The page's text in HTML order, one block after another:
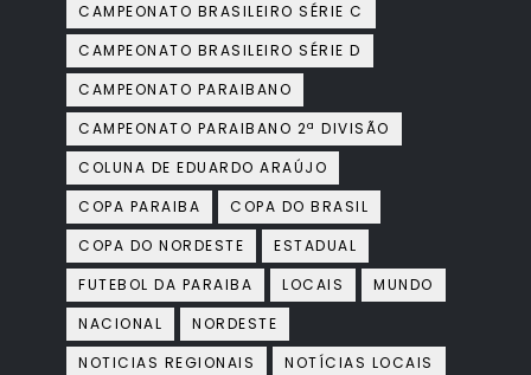
CAMPEONATO BRASILEIRO SÉRIE C
CAMPEONATO BRASILEIRO SÉRIE D
CAMPEONATO PARAIBANO
CAMPEONATO PARAIBANO 2ª DIVISÃO
COLUNA DE EDUARDO ARAÚJO
COPA PARAIBA
COPA DO BRASIL
COPA DO NORDESTE
ESTADUAL
FUTEBOL DA PARAIBA
LOCAIS
MUNDO
NACIONAL
NORDESTE
NOTICIAS REGIONAIS
NOTÍCIAS LOCAIS